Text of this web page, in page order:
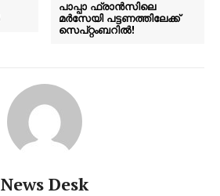
പാപ്പാ ഫ്രാൻസിലെ
മർസേയി പട്ടണത്തിലേക്ക്
സെപ്റ്റംബറിൽ!
News Desk